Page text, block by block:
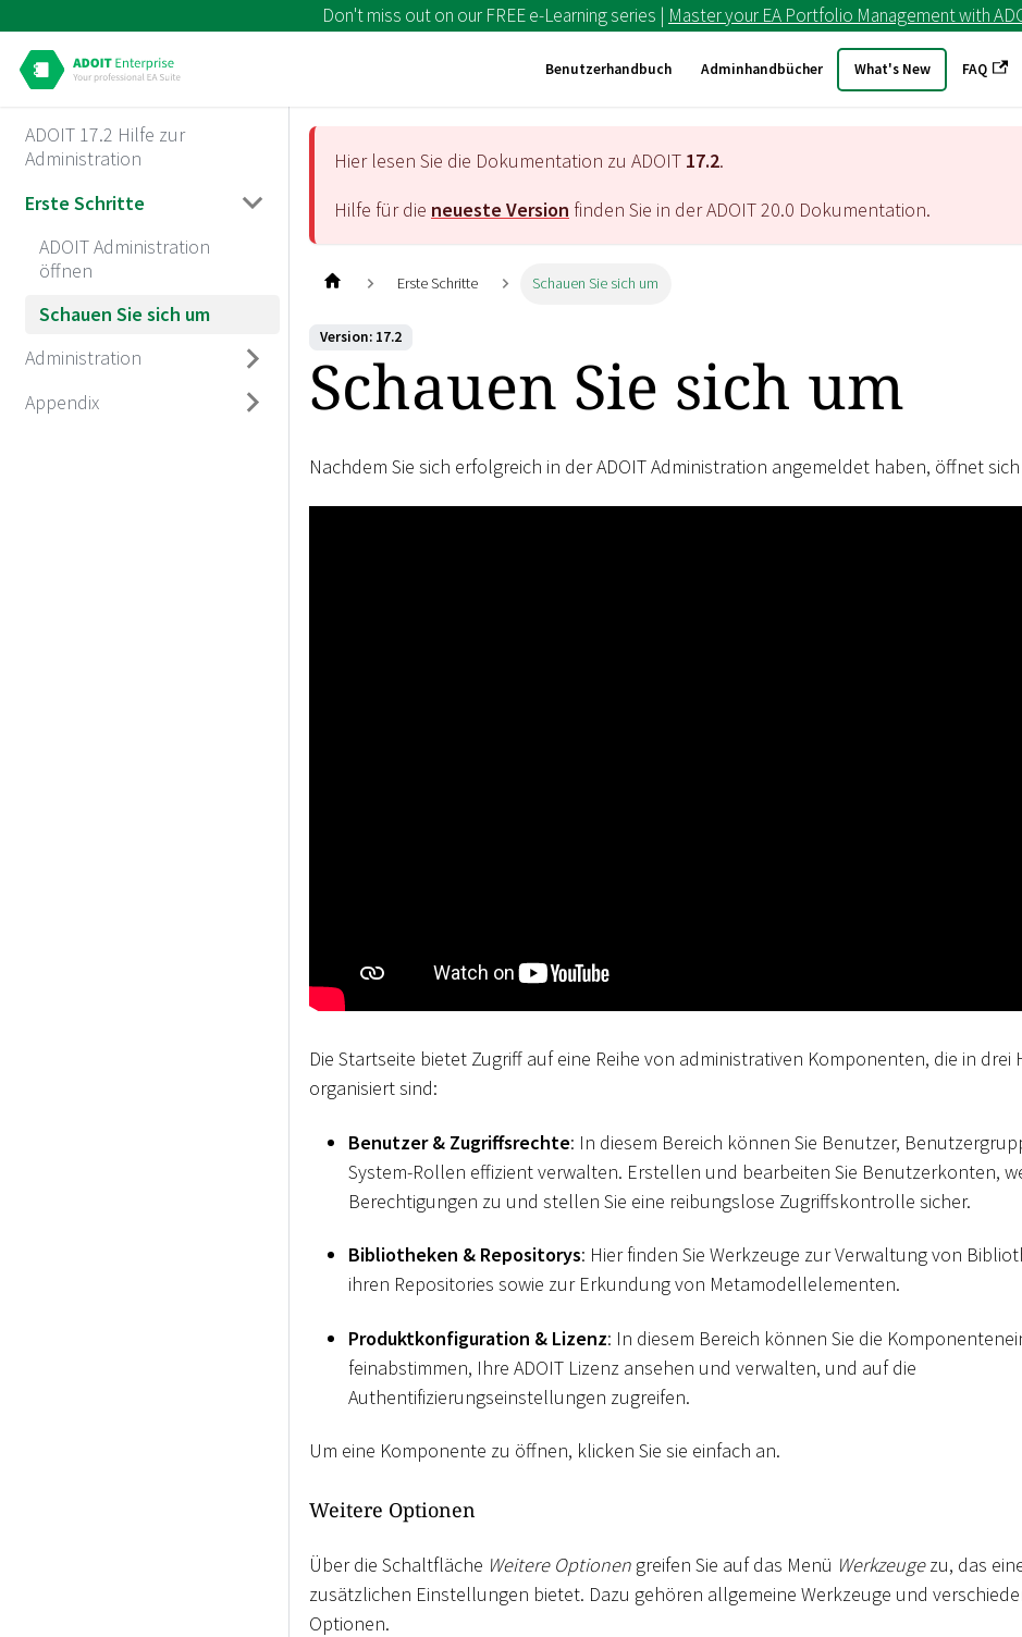
Don't miss out on our FREE e-Learning series | Master your EA Portfolio Management with
Benutzerhandbuch Adminhandbücher What's New FAQ
ADOIT 17.2 Hilfe zur
Administration
Erste Schritte
ADOIT Administration
öffnen
Schauen Sie sich um
Administration
Appendix
Hier lesen Sie die Dokumentation zu ADOIT 17.2.
Hilfe für die neueste Version finden Sie in der ADOIT20.0 Dokumentation.
Erste Schritte Schauen Sie sich um
Version: 17.2
Schauen Sie sich um
Nachdem Sie sich erfolgreich in der ADOIT Administration angemeldet haben, öffnet
Die Startseite bietet Zugriff auf eine Reihe von administrativen Komponenten, die in
organisiert sind:
Benutzer & Zugriffsrechte: In diesem Bereich können Sie Benutzer,
System-Rollen effizient verwalten. Erstellen und bearbeiten Sie Benutzerkonten,
Berechtigungen zu und stellen Sie eine reibungslose Zugriffskontrolle sicher.
Bibliotheken & Repositorys: Hier finden Sie Werkzeuge zur Verwaltung von
ihren Repositories sowie zur Erkundung von Metamodellelementen.
Produktkonfiguration & Lizenz: In diesem Bereich können Sie die
feinabstimmen, Ihre ADOIT Lizenz ansehen und verwalten, und auf die
Authentifizierungseinstellungen zugreifen.
Um eine Komponente zu öffnen, klicken Sie sie einfach an.
Weitere Optionen
Über die Schaltfläche Weitere Optionen greifen Sie auf das Menü Werkzeugezu, das
zusätzlichen Einstellungen bietet. Dazu gehören allgemeine Werkzeuge und
Optionen.